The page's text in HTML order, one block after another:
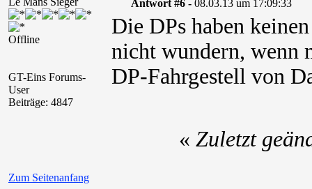
Offline
GT-Eins Forums-
User
Beiträge: 4847
Antwort #6 - 08.03.13 um 17:09:33
Die DPs haben
nicht wundern, wenn
DP-Fahrgestell von
Zum Seitenanfang
« Zuletzt